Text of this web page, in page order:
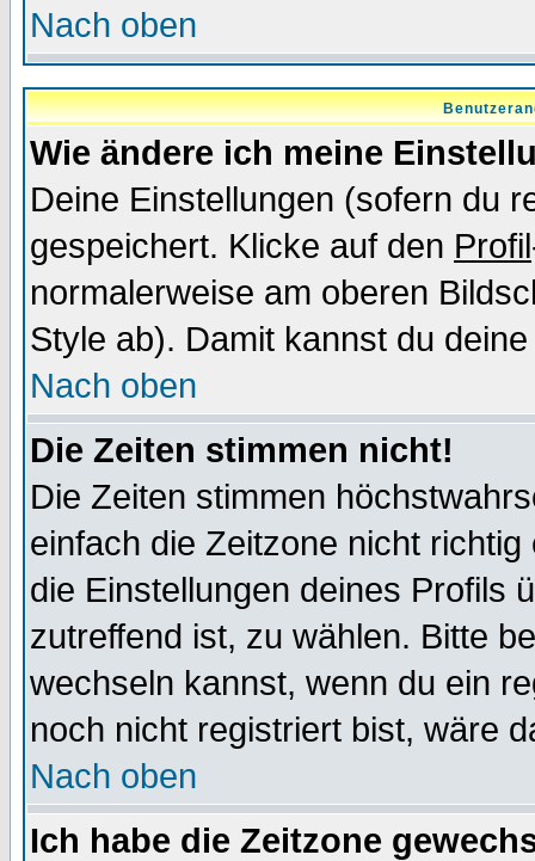
Nach oben
Wie ändere ich meine
Deine Einstellungen (sofern du
gespeichert. Klicke auf den Profil
normalerweise am oberen
Style ab). Damit kannst du
Nach oben
Die Zeiten stimmen nicht!
Die Zeiten stimmen
einfach die Zeitzone nicht
die Einstellungen deines Profils
zutreffend ist, zu wählen. Bitte
wechseln kannst, wenn du ein
noch nicht registriert bist, wäre
Nach oben
Ich habe die Zeitzone